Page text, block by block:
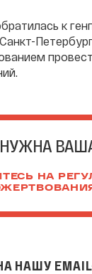
к
НА
НАШУ